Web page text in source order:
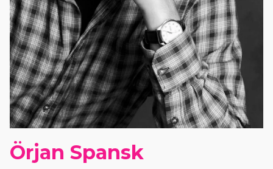
Örjan Spansk